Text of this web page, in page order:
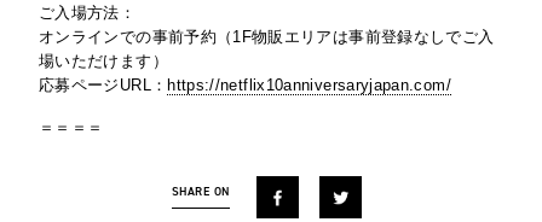
ご入場方法：
オンラインでの事前予約（1F物販エリアは事前登録なしでご入
場いただけます）
応募ページURL： https://netflix10anniversaryjapan.com/
＝＝＝＝
SHARE ON